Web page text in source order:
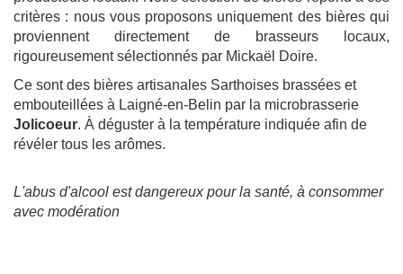
critères : nous vous proposons uniquement des bières qui
proviennent directement de brasseurs locaux,
rigoureusement sélectionnés par Mickaël Doire.
Ce sont des bières artisanales Sarthoises brassées et
embouteillées à Laigné-en-Belin par la microbrasserie
Jolicoeur. À déguster à la température indiquée afin de
révéler tous les arômes.
L'abus d'alcool est dangereux pour la santé, à consommer
avec modération